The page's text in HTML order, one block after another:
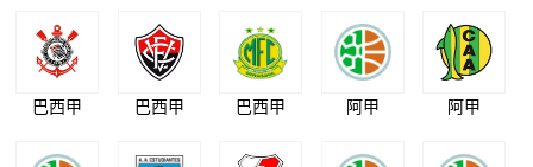
巴西甲 巴西甲 巴西甲 阿甲 阿甲